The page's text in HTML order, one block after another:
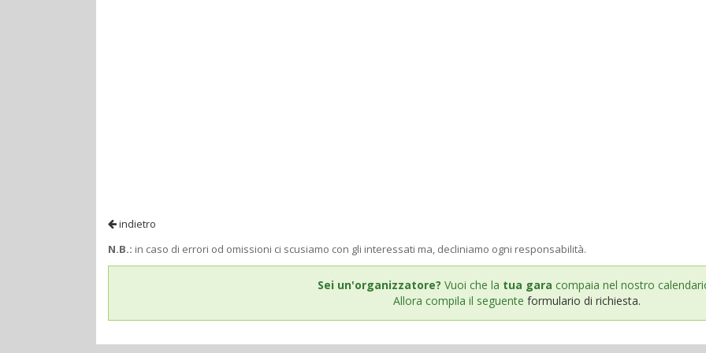
indietro
N.B.: in caso di errori od omissioni ci scusiamo con gli interessati ma, decliniamo ogni responsabilità.
Sei un'organizzatore? Vuoi che la tua gara compaia nel nostro
Allora compila il seguente formulario di richiesta.